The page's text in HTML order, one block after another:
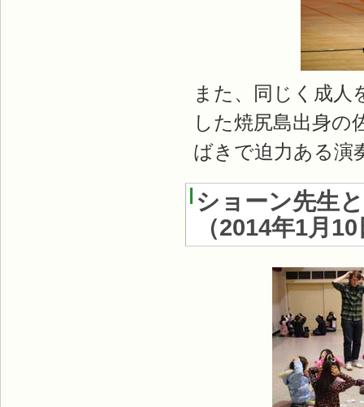
また、同じく成人
した焼尻島出身の
ばきで迫力ある演
ショーン先生
（2014年1月10